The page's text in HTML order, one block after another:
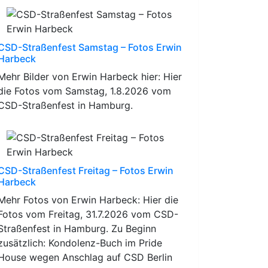
Straßenfest Samstag – Fotos Erwin
Bilder von Erwin Harbeck hier: Hier
Fotos vom Samstag, 1.8.2026 vom
Straßenfest in Hamburg.
Straßenfest Freitag – Fotos Erwin
Fotos von Erwin Harbeck: Hier die
vom Freitag, 31.7.2026 vom CSD-
in Hamburg. Zu Beginn
Kondolenz-Buch im Pride
wegen Anschlag auf CSD Berlin